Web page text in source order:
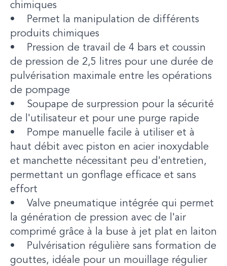
chimiques
• Permet la manipulation de différents
produits chimiques
• Pression de travail de 4 bars et coussin
de pression de 2,5 litres pour une durée de
pulvérisation maximale entre les opérations
de pompage
• Soupape de surpression pour la sécurité
de l'utilisateur et pour une purge rapide
• Pompe manuelle facile à utiliser et à
haut débit avec piston en acier inoxydable
et manchette nécessitant peu d'entretien,
permettant un gonflage efficace et sans
effort
• Valve pneumatique intégrée qui permet
la génération de pression avec de l'air
comprimé grâce à la buse à jet plat en laiton
• Pulvérisation régulière sans formation de
gouttes, idéale pour un mouillage régulier